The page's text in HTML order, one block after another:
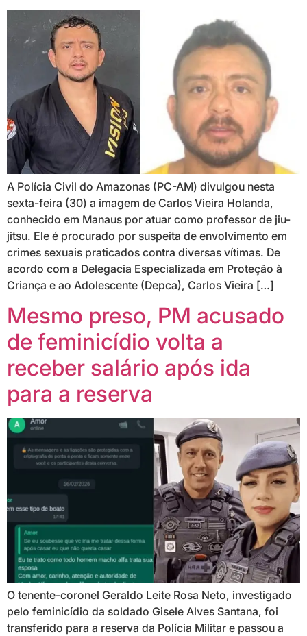
A Polícia Civil do Amazonas (PC-AM) divulgou nesta
sexta-feira (30) a imagem de Carlos Vieira Holanda,
conhecido em Manaus por atuar como professor de jiu-
jitsu. Ele é procurado por suspeita de envolvimento em
crimes sexuais praticados contra diversas vítimas. De
acordo com a Delegacia Especializada em Proteção à
Criança e ao Adolescente (Depca), Carlos Vieira […]
Mesmo preso, PM acusado
de feminicídio volta a
receber salário após ida
para a reserva
O tenente-coronel Geraldo Leite Rosa Neto, investigado
pelo feminicídio da soldado Gisele Alves Santana, foi
transferido para a reserva da Polícia Militar e passou a